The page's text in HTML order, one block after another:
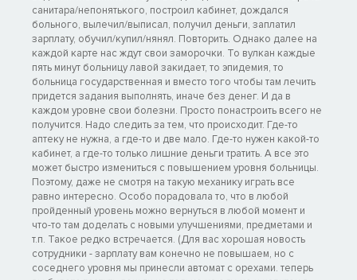
санитара/непонятького, построил кабинет, дождался
больного, вылечил/выписал, получил деньги, заплатил
зарплату, обучил/купил/нянял. Повторить. Однако далее на
каждой карте нас ждут свои заморочки. То вулкан каждые
пять минут больницу лавой закидает, то эпидемия, то
больница государственная и вместо того чтобы там лечить
придется задания выполнять, иначе без денег. И да в
каждом уровне свои болезни. Просто понастроить всего не
получится. Надо следить за тем, что происходит. Где-то
аптеку не нужна, а где-то и две мало. Где-то нужен какой-то
кабинет, а где-то только лишние деньги тратить. А все это
может быстро измениться с повышением уровня больницы.
Поэтому, даже не смотря на такую механику играть все
равно интересно. Особо порадовала то, что в любой
пройденный уровень можно вернуться в любой момент и
что-то там доделать с новыми улучшениями, предметами и
т.п. Такое редко встречается. (Для вас хорошая новость
сотрудники - зарплату вам конечно не повышаем, но с
соседнего уровня мы принесли автомат с орехами. теперь